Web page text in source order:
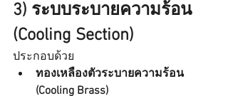
3) ระบบระบายความร้อน
(Cooling Section)
ประกอบด้วย
ทองเหลืองตัวระบายความร้อน
(Cooling Brass)